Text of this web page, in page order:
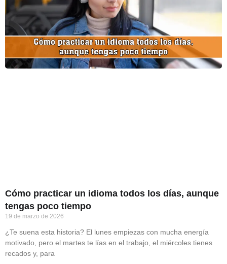
Cómo practicar un idioma todos los días, aunque
tengas poco tiempo
19 de marzo de 2026
¿Te suena esta historia? El lunes empiezas con mucha energía
motivado, pero el martes te lías en el trabajo, el miércoles tienes
recados y, para